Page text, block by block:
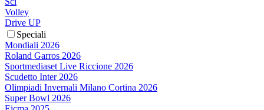
Volley
Drive UP
Speciali
Mondiali 2026
Roland Garros 2026
Sportmediaset Live Riccione 2026
Scudetto Inter 2026
Olimpiadi Invernali Milano Cortina 2026
Super Bowl 2026